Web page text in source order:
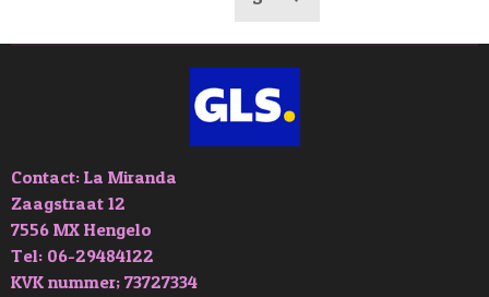
Contact: La Miranda
Zaagstraat 12
7556 MX Hengelo
Tel: 06-29484122
KVK nummer; 73727334